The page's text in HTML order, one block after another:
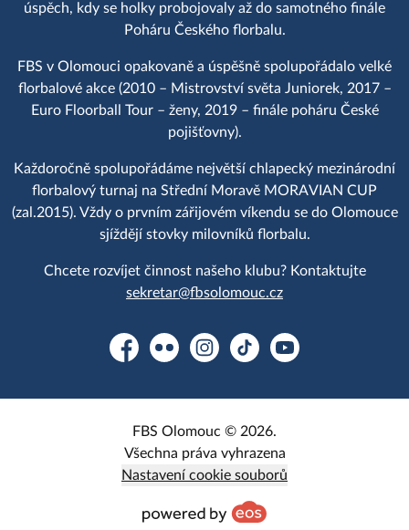
úspěch, kdy se holky probojovaly až do samotného finále
Poháru Českého florbalu.
FBS v Olomouci opakovaně a úspěšně spolupořádalo velké
florbalové akce (2010 – Mistrovství světa Juniorek, 2017 –
Euro Floorball Tour – ženy, 2019 – finále poháru České
pojišťovny).
Každoročně spolupořádáme největší chlapecký mezinárodní
florbalový turnaj na Střední Moravě MORAVIAN CUP
(zal.2015). Vždy o prvním zářijovém víkendu se do Olomouce
sjíždějí stovky milovníků florbalu.
Chcete rozvíjet činnost našeho klubu? Kontaktujte
sekretar@fbsolomouc.cz
FacebookFlickr Instagram
TikTok YouTube
FBS Olomouc © 2026.
Všechna práva vyhrazena
Nastavení cookie souborů